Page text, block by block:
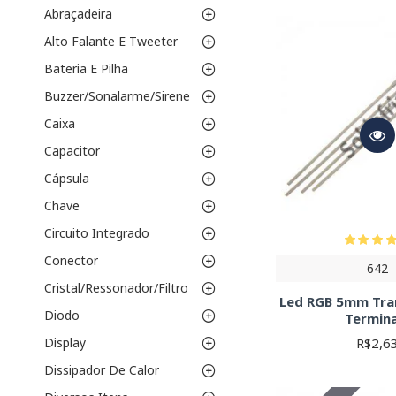
Abraçadeira
Alto Falante E Tweeter
Bateria E Pilha
Buzzer/Sonalarme/Sirene
Caixa
Capacitor
Cápsula
Chave
Circuito Integrado
Conector
Cristal/Ressonador/Filtro
Diodo
Display
Dissipador De Calor
Parâmetros
Vermelho,
Intensidade
Tensão de
resistor limitador.
Corrente de
limitador.
Ângulo de Visão:
alimentação, a
Consulte
642
Led RGB 5mm
R$2,63